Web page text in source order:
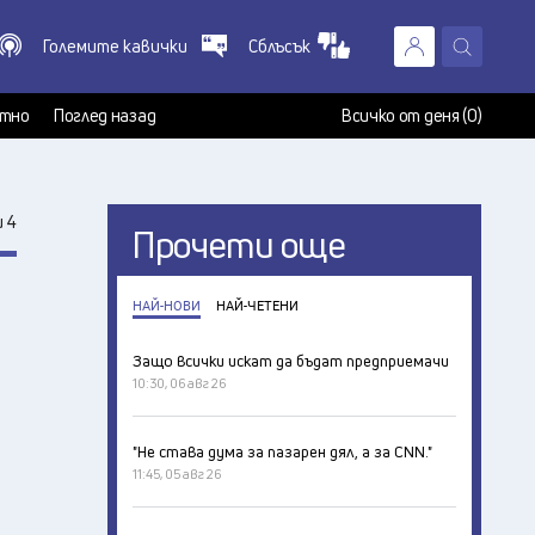
X
Големите кавички Сблъсък
Поглед назад Всичко от деня (0)
4 Прочети още
НАЙ-НОВИ НАЙ-ЧЕТЕНИ
Защо всички искат да бъдат предприемачи
10:30, 06 авг 26
"Не става дума за пазарен дял, а за CNN."
11:45, 05 авг 26